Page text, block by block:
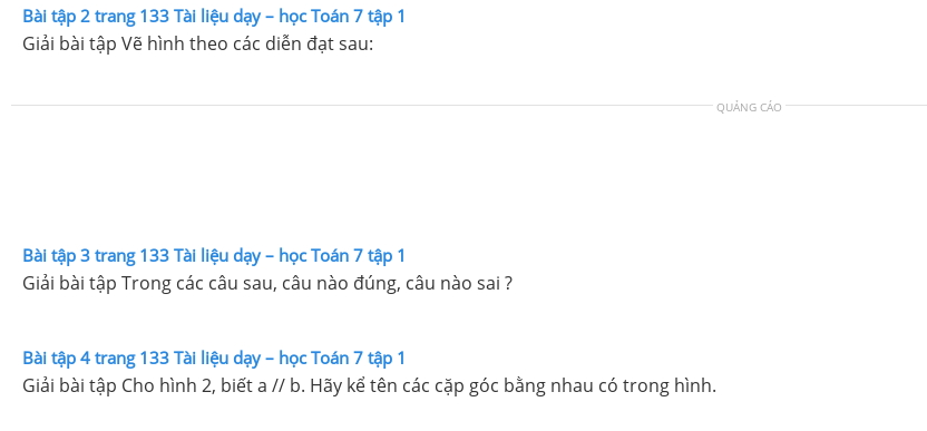
Bài tập 2 trang 133 Tài liệu dạy – học Toán 7 tập 1
Giải bài tập Vẽ hình theo các diễn đạt sau:
QUẢNG CÁO
Bài tập 3 trang 133 Tài liệu dạy – học Toán 7 tập 1
Giải bài tập Trong các câu sau, câu nào đúng, câu nào sai ?
Bài tập 4 trang 133 Tài liệu dạy – học Toán 7 tập 1
Giải bài tập Cho hình 2, biết a // b. Hãy kể tên các cặp góc bằng nhau có trong hình.